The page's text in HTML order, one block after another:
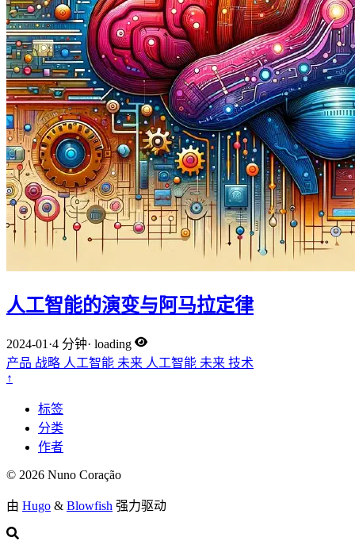
人工智能的演变与阿马拉定律
2024-01 ·4 分钟· loading
产品 战略 人工智能 未来 人工智能 未来 技术
↑
标签
分类
作者
© 2026 Nuno Coração
由 Hugo & Blowfish 强力驱动